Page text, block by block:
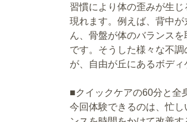
習慣により体の歪みが生
現れます。例えば、背中
ん、骨盤が体のバランス
です。そうした様々な不
が、自由が丘にあるボディ
■クイックケアの60分と全
今回体験できるのは、忙